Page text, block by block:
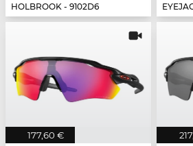
HOLBROOK - 9102D6
177,60 €